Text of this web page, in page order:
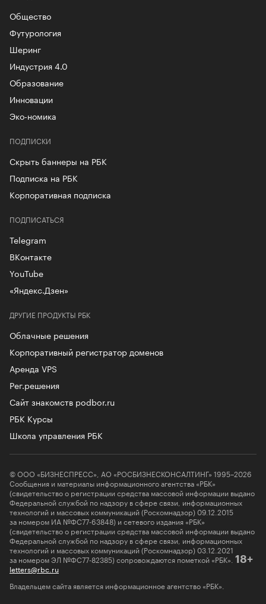
Общество
Футурология
Шеринг
Индустрия 4.0
Образование
Инновации
Эко-номика
ПОДПИСКИ
Скрыть баннеры на РБК
Подписка на РБК
Корпоративная подписка
ДРУГИЕ ПРОДУКТЫ РБК
Облачные решения
Корпоративный регистратор доменов
Аренда VPS
Рег.решения
Сайт знакомств podbor.ru
РБК Курсы
Школа управления РБК
ПОДПИСАТЬСЯ
Telegram
ВКонтакте
YouTube
«Яндекс.Дзен»
© ООО «БИЗНЕСПРЕСС», АО «РОСБИЗНЕСКОНСАЛТИНГ» 1995–2026
Сообщения и материалы информационного агентства «РБК»
(свидетельство о регистрации средства массовой информации выдано
Федеральной службой по надзору в сфере связи, информационных
технологий и массовых коммуникаций (Роскомнадзор) 09.12.2015
за номером ИА №ФС77-63848) и сетевого издания «РБК»
(свидетельство о регистрации средства массовой информации выдано
Федеральной службой по надзору в сфере связи, информационных
технологий и массовых коммуникаций (Роскомнадзор) 03.12.2021
за номером ЭЛ №ФС77-82385) сопровождаются пометкой «РБК». 18+
letters@rbc.ru
Владельцем сайта является информационное агентство «РБК».